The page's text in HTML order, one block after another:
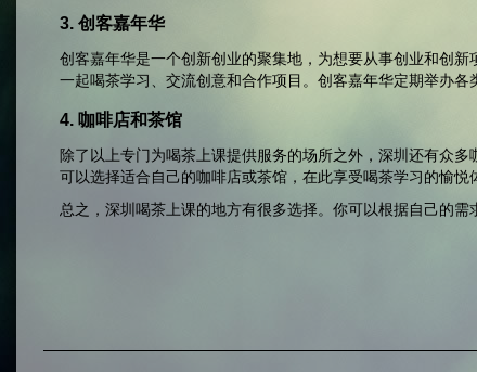
3. 创客嘉年华
创客嘉年华是一个创新创业的聚集地，为想要从事创业和创
一起喝茶学习、交流创意和合作项目。创客嘉年华定期举办
4. 咖啡店和茶馆
除了以上专门为喝茶上课提供服务的场所之外，深圳还有众
可以选择适合自己的咖啡店或茶馆，在此享受喝茶学习的愉悦
总之，深圳喝茶上课的地方有很多选择。你可以根据自己的